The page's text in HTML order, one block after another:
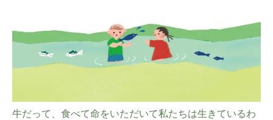
牛だって、食べて命をいただいて私たちは生きているわ